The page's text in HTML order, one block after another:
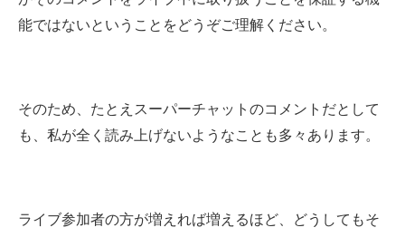
能ではないということをどうぞご理解ください。
そのため、たとえスーパーチャットのコメントだとして
も、私が全く読み上げないようなことも多々あります。
ライブ参加者の方が増えれば増えるほど、どうしてもそ